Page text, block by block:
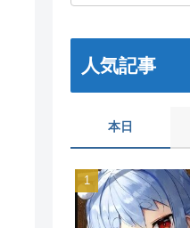
人気記事
本日